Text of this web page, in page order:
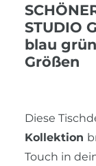
STUDIO
blau
Größen
Diese
Kollektion
Touch in